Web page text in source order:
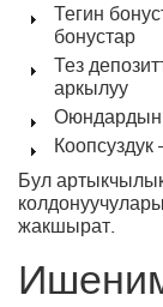
Тегин
бонустар
Тез
аркылуу
Оюндардын
Бул
жакшырат.